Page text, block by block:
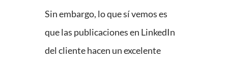
Sin embargo, lo que sí vemos es
que las publicaciones en LinkedIn
del cliente hacen un excelente